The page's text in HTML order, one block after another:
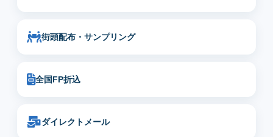
街頭配布・サンプリング
全国FP折込
ダイレクトメール